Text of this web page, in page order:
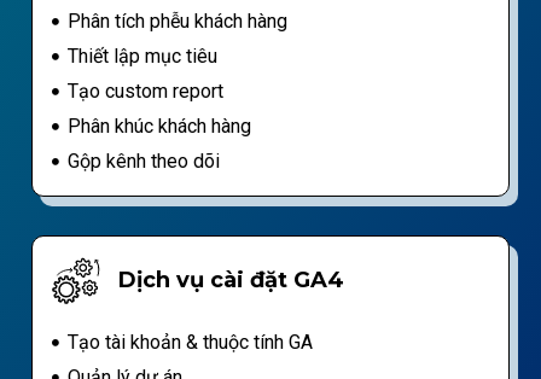
Phân tích phễu khách hàng
Thiết lập mục tiêu
Tạo custom report
Phân khúc khách hàng
Gộp kênh theo dõi
Dịch vụ cài đặt GA4
Tạo tài khoản & thuộc tính GA